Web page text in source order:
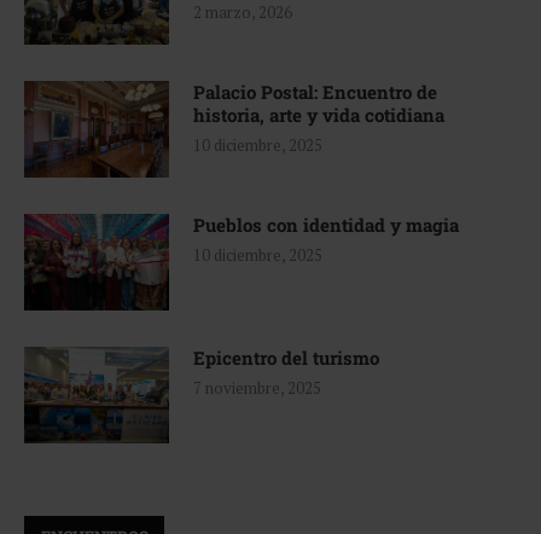
2 marzo, 2026
Palacio Postal: Encuentro de
historia, arte y vida cotidiana
10 diciembre, 2025
Pueblos con identidad y magia
10 diciembre, 2025
Epicentro del turismo
7 noviembre, 2025